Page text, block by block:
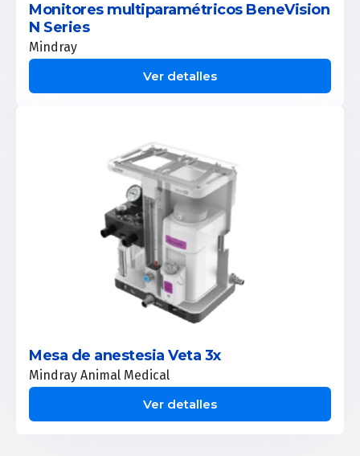
Monitores multiparamétricos BeneVision
N Series
Mindray
Ver detalles
Mesa de anestesia Veta 3x
Mindray Animal Medical
Ver detalles